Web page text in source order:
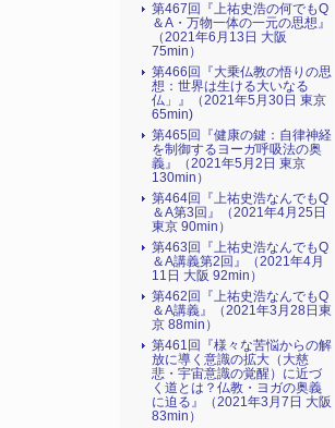
第467回『上祐史浩の何でもQ
＆A・万物一体の一元の思想』
（2021年6月13日 大阪
75min）
第466回『大乗仏教の悟りの思
想：世界は生ける大いなる
仏」』（2021年5月30日 東京
65min)
第465回『健康の鍵：自律神経
を制御するヨーガ呼吸法の奥
義』（2021年5月2日 東京
130min）
第464回『上祐史浩なんでもQ
＆A第3回』（2021年4月25日
東京 90min）
第463回『上祐史浩なんでもQ
＆A講義第2回』（2021年4月
11日 大阪 92min）
第462回『上祐史浩なんでもQ
＆A講義』（2021年3月28日東
京 88min）
第461回『様々な苦悩からの解
放に導く意識の拡大（大慈
悲・宇宙意識の覚醒）に近づ
く道とは？仏教・ヨガの奥義
に迫る』（2021年3月7日 大阪
83min）